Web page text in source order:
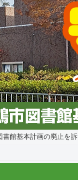
館基本計画の廃止を